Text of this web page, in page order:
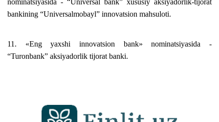
nominatsiyasida - “Universal bank” xususiy aksiyadorlik-tijorat
bankining “Universalmobayl” innovatsion mahsuloti.
11. «Eng yaxshi innovatsion bank» nominatsiyasida -
“Turonbank” aksiyadorlik tijorat banki.